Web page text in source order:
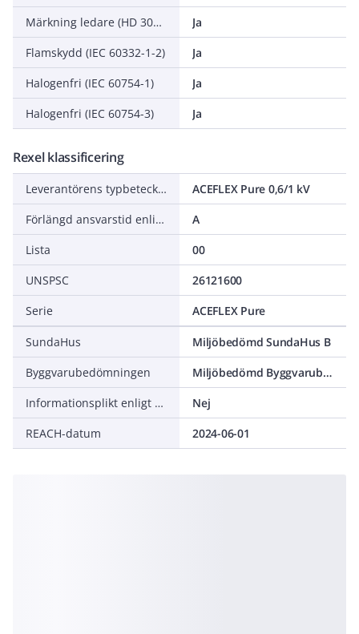
Märkning ledare (HD 308 S2)
Ja
Flamskydd (IEC 60332-1-2)
Ja
Halogenfri (IEC 60754-1)
Ja
Halogenfri (IEC 60754-3)
Ja
Rexel klassificering
Leverantörens typbeteckning
ACEFLEX Pure 0,6/1 kV
Förlängd ansvarstid enligt ALEM-09
A
Lista
00
UNSPSC
26121600
Serie
ACEFLEX Pure
SundaHus
Miljöbedömd SundaHus B
Byggvarubedömningen
Miljöbedömd Byggvarubedömning Accepteras
Informationsplikt enligt REACH
Nej
REACH-datum
2024-06-01